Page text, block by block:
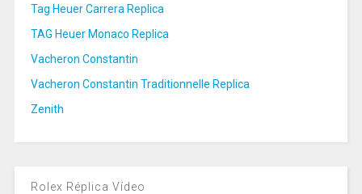
Tag Heuer Carrera Replica
TAG Heuer Monaco Replica
Vacheron Constantin
Vacheron Constantin Traditionnelle Replica
Zenith
Rolex Réplica Vídeo